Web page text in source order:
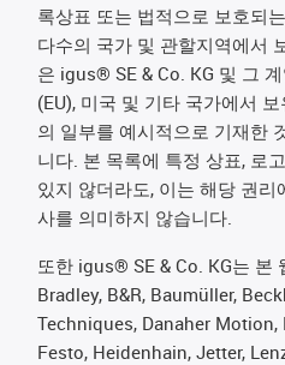
록상표 또는 법적으로 보호되
다수의 국가 및 관할지역에서
은 igus® SE & Co. KG 및 그
(EU), 미국 및 기타 국가에서
의 일부를 예시적으로 기재한
니다. 본 목록에 특정 상표, 로
있지 않더라도, 이는 해당 권
사를 의미하지 않습니다.
또한 igus® SE & Co. KG는 본
Bradley, B&R, Baumüller,
Techniques, Danaher Motion,
Festo, Heidenhain, Jetter,